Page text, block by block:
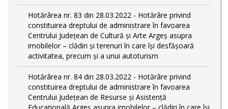
Hotărârea nr. 83 din 28.03.2022 - Hotărâre privind
constituirea dreptului de administrare în favoarea
Centrului Județean de Cultură și Arte Argeș asupra
imobilelor – clădiri și terenuri în care își desfășoară
activitatea, precum și a unui autoturism
Hotărârea nr. 84 din 28.03.2022 - Hotărâre privind
constituirea dreptului de administrare în favoarea
Centrului Județean de Resurse și Asistență